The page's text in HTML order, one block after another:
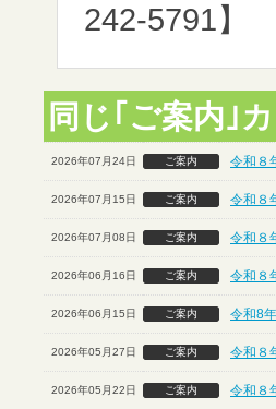
242-5791】
同じ｢ご案内｣
2026年07月24日 ご案内 令和８
2026年07月15日 ご案内 令和８
2026年07月08日 ご案内 令和８
2026年06月16日 ご案内 令和８
2026年06月15日 ご案内 令和8
2026年05月27日 ご案内 令和８
2026年05月22日 ご案内 令和８